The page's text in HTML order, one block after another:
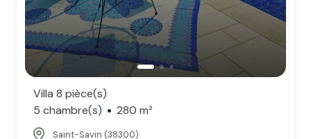
Villa 8 pièce(s)
5 chambre(s)
280 m²
Saint-Savin (38300)